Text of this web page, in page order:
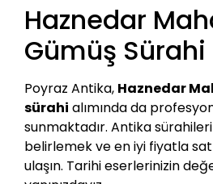
Haznedar
Gümüş Sürahi
Poyraz Antika, Haznedar
sürahi alımında da
sunmaktadır. Antika
belirlemek ve en iyi fiyatla
ulaşın. Tarihi eserlerinizin